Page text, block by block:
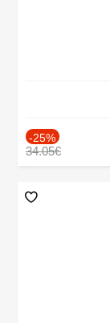
-25%
34.05€